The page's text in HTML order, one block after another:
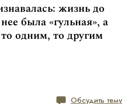
жизнь до
была «гульная», а
одним, то другим
Обсудить тему